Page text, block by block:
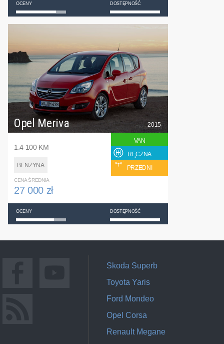
OCENY DOSTĘPNOŚĆ
Opel Meriva
1.4 100 KM
BENZYNA
2015
VAN
RĘCZNA
PRZEDNI
CENA ŚREDNIA
27 000 zł
OCENY DOSTĘPNOŚĆ
Skoda Superb
Toyota Yaris
Ford Mondeo
Opel Corsa
Renault Megane